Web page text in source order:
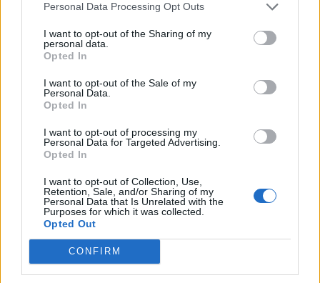
Personal Data Processing Opt Outs
I want to opt-out of the Sharing of my
personal data.
Opted In
I want to opt-out of the Sale of my
Personal Data.
Opted In
I want to opt-out of processing my
Personal Data for Targeted Advertising.
Opted In
I want to opt-out of Collection, Use,
Retention, Sale, and/or Sharing of my
Personal Data that Is Unrelated with the
Purposes for which it was collected.
Opted Out
CONFIRM
Trys įpročiai po 45 metų
suteikia papildomus 13
metų gyvenimo be
demencijos – tyrimas
Psichologinis testas:
Išsirinkite labiausiai
patinkančią gėlę ir
supergalią
Laisvalaikis
Trys Zodiako ženklai,
kuriems rugpjūčio 8-ąją
seksis labiausiai: puikios
žinios Mergelėms
Laisvalaikis
keliones, kurios prasideda
maršrutai